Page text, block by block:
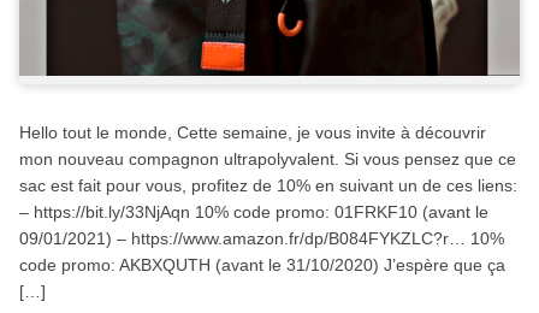
Hello tout le monde, Cette semaine, je vous invite à découvrir
mon nouveau compagnon ultrapolyvalent. Si vous pensez que ce
sac est fait pour vous, profitez de 10% en suivant un de ces liens:
– https://bit.ly/33NjAqn 10% code promo: 01FRKF10 (avant le
09/01/2021) – https://www.amazon.fr/dp/B084FYKZLC?r… 10%
code promo: AKBXQUTH (avant le 31/10/2020) J’espère que ça
[…]